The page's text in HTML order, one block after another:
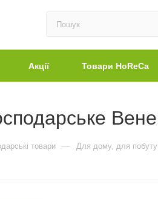
Акції Товари HoReCa
товари — Для дому, для побуту